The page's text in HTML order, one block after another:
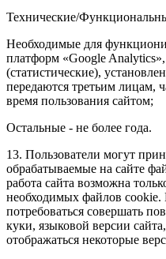
Технические/
Необходимые для
платформ «Google
(статистические),
передаются третьим лицам,
время пользования сайтом;
Остальные - не более года.
13. Пользователи могут
обрабатываемые на сайте
работа сайта возможна
необходимых файлов
потребоваться совершать
куки, языковой версии
отображаться некоторые